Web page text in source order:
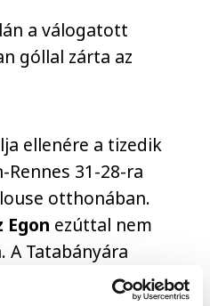
a válogatott
góllal zárta az
ellenére a tizedik
Rennes 31-28-ra
otthonában.
Egon ezúttal nem
A Tatabányára
együttese, az USDK